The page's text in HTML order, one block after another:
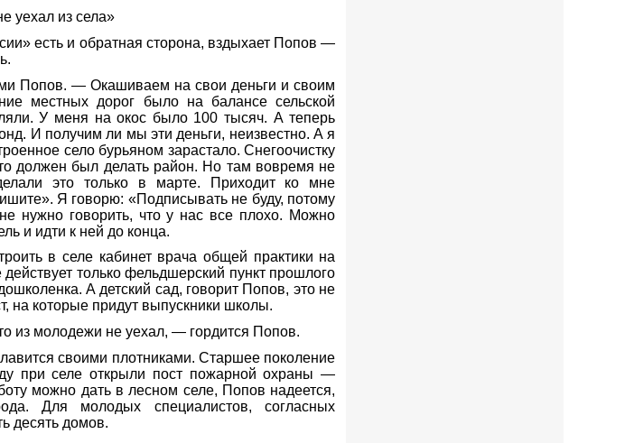
уехал из села»
есть и обратная сторона, вздыхает Попов —
Попов. — Окашиваем на свои деньги и своим
местных дорог было на балансе сельской
У меня на окос было 100 тысяч. А теперь
И получим ли мы эти деньги, неизвестно. А я
село бурьяном зарастало. Снегоочистку
должен был делать район. Но там вовремя не
это только в марте. Приходит ко мне
Я говорю: «Подписывать не буду, потому
нужно говорить, что у нас все плохо. Можно
и идти к ней до конца.
в селе кабинет врача общей практики на
только фельдшерский пункт прошлого
А детский сад, говорит Попов, это не
на которые придут выпускники школы.
из молодежи не уехал, — гордится Попов.
своими плотниками. Старшее поколение
при селе открыли пост пожарной охраны —
можно дать в лесном селе, Попов надеется,
Для молодых специалистов, согласных
десять домов.